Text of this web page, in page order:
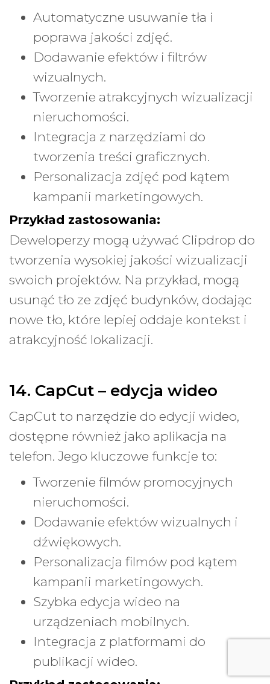
Automatyczne usuwanie tła i
poprawa jakości zdjęć.
Dodawanie efektów i filtrów
wizualnych.
Tworzenie atrakcyjnych wizualizacji
nieruchomości.
Integracja z narzędziami do
tworzenia treści graficznych.
Personalizacja zdjęć pod kątem
kampanii marketingowych.
Przykład zastosowania:
Deweloperzy mogą używać Clipdrop do
tworzenia wysokiej jakości wizualizacji
swoich projektów. Na przykład, mogą
usunąć tło ze zdjęć budynków, dodając
nowe tło, które lepiej oddaje kontekst i
atrakcyjność lokalizacji.
14. CapCut – edycja wideo
CapCut to narzędzie do edycji wideo,
dostępne również jako aplikacja na
telefon. Jego kluczowe funkcje to:
Tworzenie filmów promocyjnych
nieruchomości.
Dodawanie efektów wizualnych i
dźwiękowych.
Personalizacja filmów pod kątem
kampanii marketingowych.
Szybka edycja wideo na
urządzeniach mobilnych.
Integracja z platformami do
publikacji wideo.